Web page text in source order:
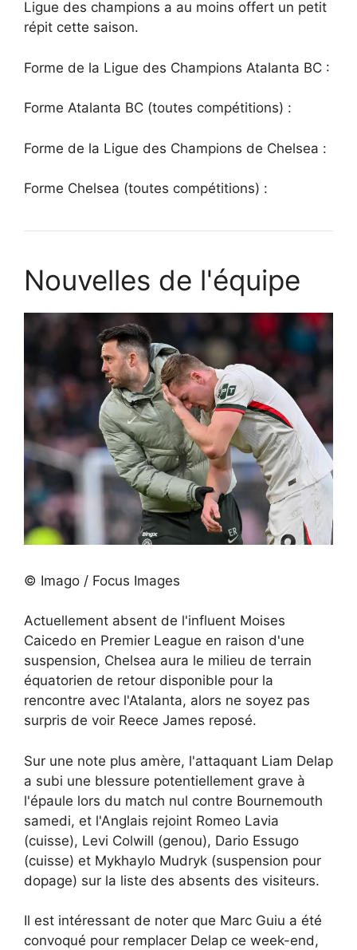
Ligue des champions a au moins offert un petit
répit cette saison.
Forme de la Ligue des Champions Atalanta BC :
Forme Atalanta BC (toutes compétitions) :
Forme de la Ligue des Champions de Chelsea :
Forme Chelsea (toutes compétitions) :
Nouvelles de l'équipe
© Imago / Focus Images
Actuellement absent de l'influent Moises
Caicedo en Premier League en raison d'une
suspension, Chelsea aura le milieu de terrain
équatorien de retour disponible pour la
rencontre avec l'Atalanta, alors ne soyez pas
surpris de voir Reece James reposé.
Sur une note plus amère, l'attaquant Liam Delap
a subi une blessure potentiellement grave à
l'épaule lors du match nul contre Bournemouth
samedi, et l'Anglais rejoint Romeo Lavia
(cuisse), Levi Colwill (genou), Dario Essugo
(cuisse) et Mykhaylo Mudryk (suspension pour
dopage) sur la liste des absents des visiteurs.
Il est intéressant de noter que Marc Guiu a été
convoqué pour remplacer Delap ce week-end,